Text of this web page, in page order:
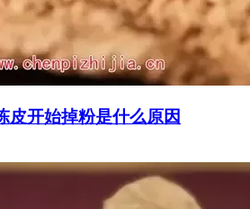
皮开始掉粉是什么原因